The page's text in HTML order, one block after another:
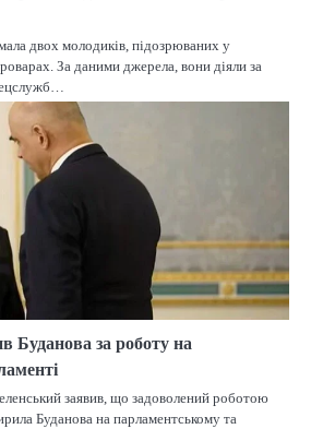
двох молодиків, підозрюваних у
За даними джерела, вони діяли за
Буданова за роботу на
заявив, що задоволений роботою
Буданова на парламентському та